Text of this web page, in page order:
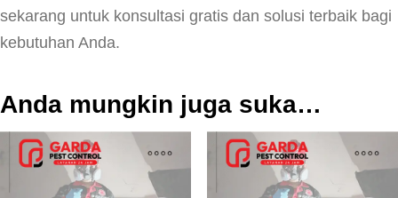
sekarang untuk konsultasi gratis dan solusi terbaik bagi
kebutuhan Anda.
Anda mungkin juga suka…